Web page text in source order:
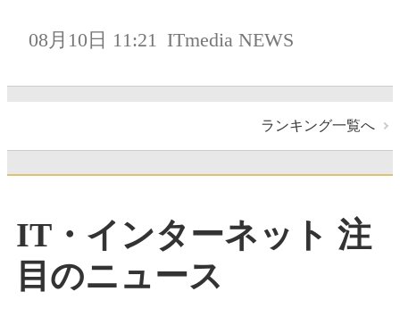
08月10日 11:21 ITmedia NEWS
ランキング一覧へ
IT・インターネット 注
目のニュース